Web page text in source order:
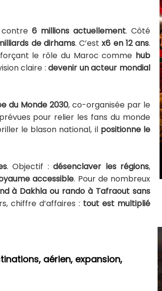
contre6 millions actuellement. Côté
de dirhams. C’estx6 en 12 ans.
le rôle du Maroc comme hub
claire :devenir un acteur mondial
du Monde 2030, co-organisée par le
pour relier les fans du monde
le blason national, il positionne le
. Objectif : désenclaver les régions,
accessible. Pour de nombreux
à Dakhla ou rando à Tafraout sans
chiffre d’affaires : tout est multiplié
aérien, expansion,